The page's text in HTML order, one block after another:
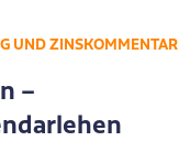
UND ZINSKOMMENTAR
–